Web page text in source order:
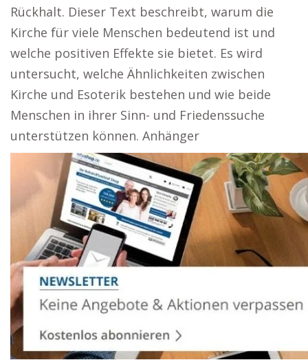
Rückhalt. Dieser Text beschreibt, warum die
Kirche für viele Menschen bedeutend ist und
welche positiven Effekte sie bietet. Es wird
untersucht, welche Ähnlichkeiten zwischen
Kirche und Esoterik bestehen und wie beide
Menschen in ihrer Sinn- und Friedenssuche
unterstützen können. Anhänger